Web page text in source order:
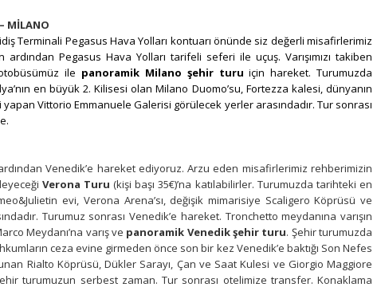
Terminali Pegasus Hava Yolları kontuarı önünde siz değerli misafirlerimiz
Pegasus Hava Yolları tarifeli seferi ile uçuş. Varışımızı takiben
ile panoramik Milano şehir turu için hareket. Turumuzda
en büyük 2. Kilisesi olan Milano Duomo’su, Fortezza kalesi, dünyanın
Vittorio Emmanuele Galerisi görülecek yerler arasındadır. Tur sonrası
ardından Venedik’e hareket ediyoruz. Arzu eden misafirlerimiz rehberimizin
Verona Turu (kişi başı 35€)’na katılabilirler. Turumuzda tarihteki en
evi, Verona Arena’sı, değişik mimarisiye Scaligero Köprüsü ve
Turumuz sonrası Venedik’e hareket. Tronchetto meydanına varışın
Meydanı’na varış ve panoramik Venedik şehir turu. Şehir turumuzda
ceza evine girmeden önce son bir kez Venedik’e baktığı Son Nefes
Rialto Köprüsü, Dükler Sarayı, Çan ve Saat Kulesi ve Giorgio Maggiore
turumuzun serbest zaman. Tur sonrası otelimize transfer. Konaklama